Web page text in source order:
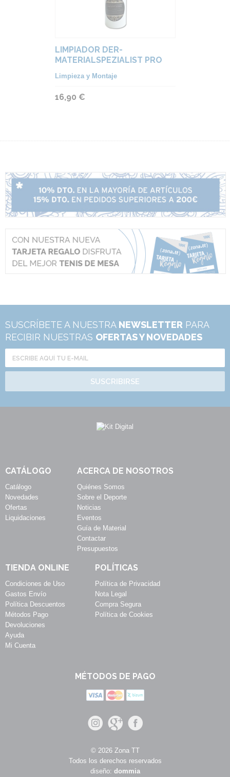
LIMPIADOR DER-
MATERIALSPEZIALIST PRO
Limpieza y Montaje
16,90 €
SUSCRÍBETE A NUESTRA NEWSLETTER PARA
RECIBIR NUESTRAS OFERTAS Y NOVEDADES
SUSCRIBIRSE
CATÁLOGO
Catálogo
Novedades
Ofertas
Liquidaciones
ACERCA DE NOSOTROS
Quiénes Somos
Sobre el Deporte
Noticias
Eventos
Guía de Material
Contactar
Presupuestos
TIENDA ONLINE
Condiciones de Uso
Gastos Envío
Política Descuentos
Métodos Pago
Devoluciones
Ayuda
Mi Cuenta
POLÍTICAS
Política de Privacidad
Nota Legal
Compra Segura
Política de Cookies
MÉTODOS DE PAGO
© 2026 Zona TT
Todos los derechos reservados
diseño: dommia